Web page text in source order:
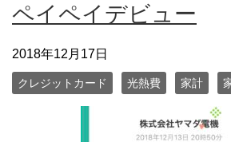
ペイペイデビュー
2018年12月17日
クレジットカード 光熱費 家計